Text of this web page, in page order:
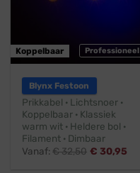
Professioneel
Koppelbaar
Blynx Festoon
Prikkabel · Lichtsnoer ·
Koppelbaar · Klassiek
warm wit · Heldere bol ·
Filament · Dimbaar
Vanaf:€32,50 € 30,95